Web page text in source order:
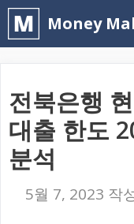
컨
텐
건
너
뛰
Money
전북은행
대출 한도
분석
5월 7, 2023 작